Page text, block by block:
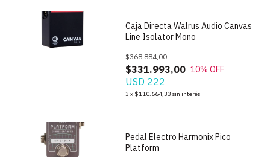
Caja Directa Walrus Audio Canvas
Line Isolator Mono
$331.993,00
$368.884,00
10% OFF
USD 222
3 x $110.664,33 sin interés
Pedal Electro Harmonix Pico
Platform